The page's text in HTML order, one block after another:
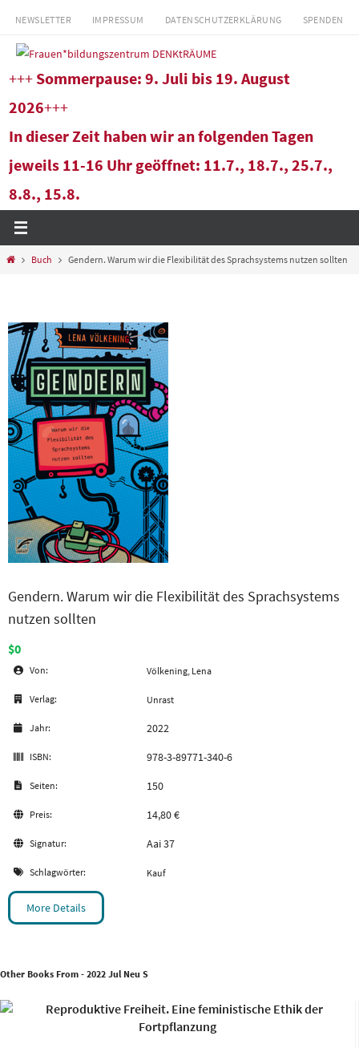
Zum
springen
NEWSLETTER IMPRESSUM DATENSCHUTZERKLÄRUNG SPENDEN
+++ Sommerpause: 9. Juli bis 19. August
2026+++
In dieser Zeit haben wir an folgenden Tagen
jeweils 11-16 Uhr geöffnet: 11.7., 18.7., 25.7.,
8.8., 15.8.
StartBuch Gendern. Warum wir die Flexibilität des Sprachsystems nutzen sollten
Gendern. Warum wir die Flexibilität des Sprachsystems
nutzen sollten
$0
Von: Völkening, Lena
Verlag: Unrast
Jahr: 2022
ISBN: 978-3-89771-340-6
Seiten: 150
Preis: 14,80 €
Signatur: Aai 37
Schlagwörter: Kauf
More Details
Other Books From - 2022 Jul Neu S